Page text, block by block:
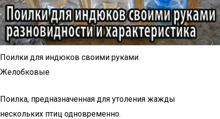
Поилки для индюков своими руками
Желобковые
Поилка, предназначенная для утоления жажды
нескольких птиц одновременно.